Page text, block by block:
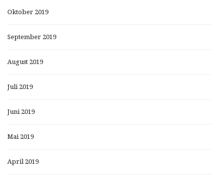
Oktober 2019
September 2019
August 2019
Juli 2019
Juni 2019
Mai 2019
April 2019